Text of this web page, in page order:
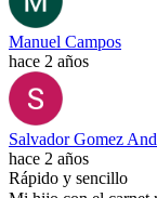
Manuel Campos
hace 2 años
Salvador Gomez
hace 2 años
Rápido y sencillo